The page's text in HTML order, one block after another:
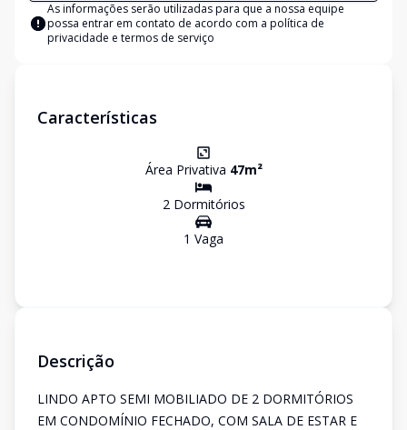
As informações serão utilizadas para que a nossa equipe
possa entrar em contato de acordo com a política de
privacidade e termos de serviço
Características
Área Privativa 47m²
2Dormitórios
1 Vaga
Descrição
LINDO APTO SEMI MOBILIADO DE 2 DORMITÓRIOS
EM CONDOMÍNIO FECHADO, COM SALA DE ESTAR E